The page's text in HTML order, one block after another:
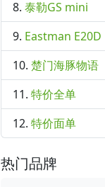
泰勒GS mini
Eastman E20D
楚门海豚物语
特价全单
特价面单
热门品牌